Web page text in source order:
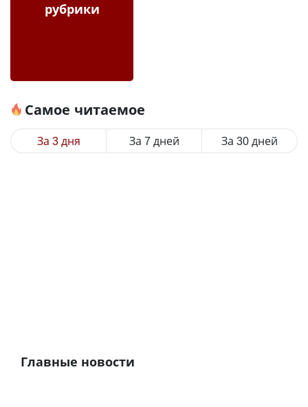
рубрики
Самое читаемое
За 3 дня За 7 дней За 30 дней
Главные новости